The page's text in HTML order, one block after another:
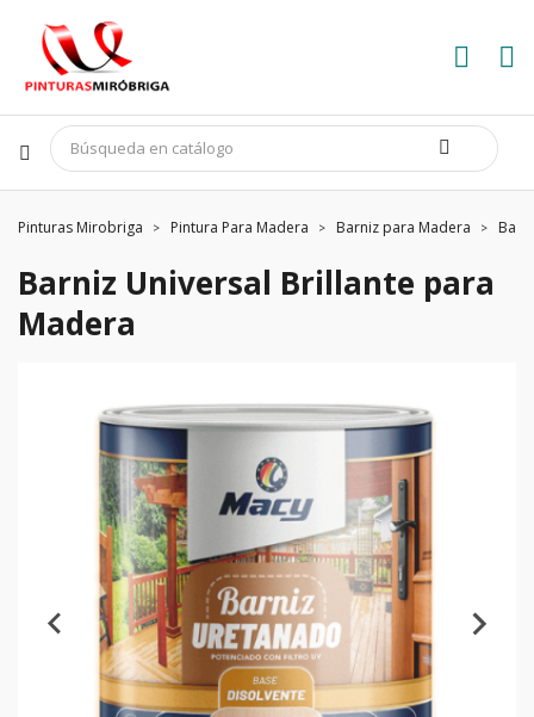
Pinturas Mirobriga Pintura Para Madera Barniz para Madera
Barniz Universal Brillante para
Madera